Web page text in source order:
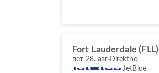
Fort Lauderdale (FLL)
пет 28. авг Direktno
JetBlue